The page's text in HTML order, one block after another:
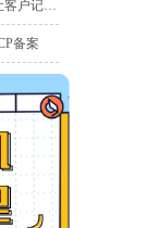
住我？
备案